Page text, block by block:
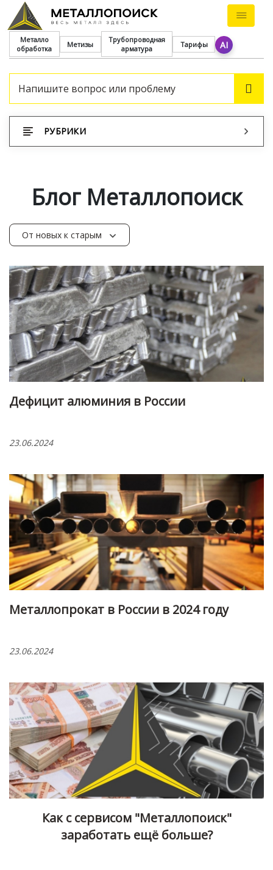
Металло
обработка
Метизы
Трубопроводная
арматура
Тарифы AI
РУБРИКИ
Блог Металлопоиск
Дефицит алюминия в России
23.06.2024
Металлопрокат в России в 2024 году
23.06.2024
Как с сервисом "Металлопоиск"
заработать ещё больше?